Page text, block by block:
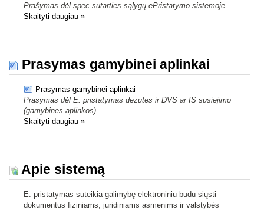
Prašymas dėl spec sutarties sąlygų ePristatymo sistemoje
Skaityti daugiau »
Prasymas gamybinei aplinkai
Prasymas gamybinei aplinkai
Prasymas dėl E. pristatymas dezutes ir DVS ar IS susiejimo
(gamybines aplinkos).
Skaityti daugiau »
Apie sistemą
E. pristatymas suteikia galimybę elektroniniu būdu siųsti
dokumentus fiziniams, juridiniams asmenims ir valstybės